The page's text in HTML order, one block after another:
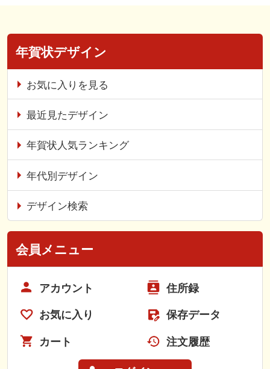
年賀状デザイン
お気に入りを見る
最近見たデザイン
年賀状人気ランキング
年代別デザイン
デザイン検索
会員メニュー
アカウント 住所録
お気に入り 保存データ
カート 注文履歴